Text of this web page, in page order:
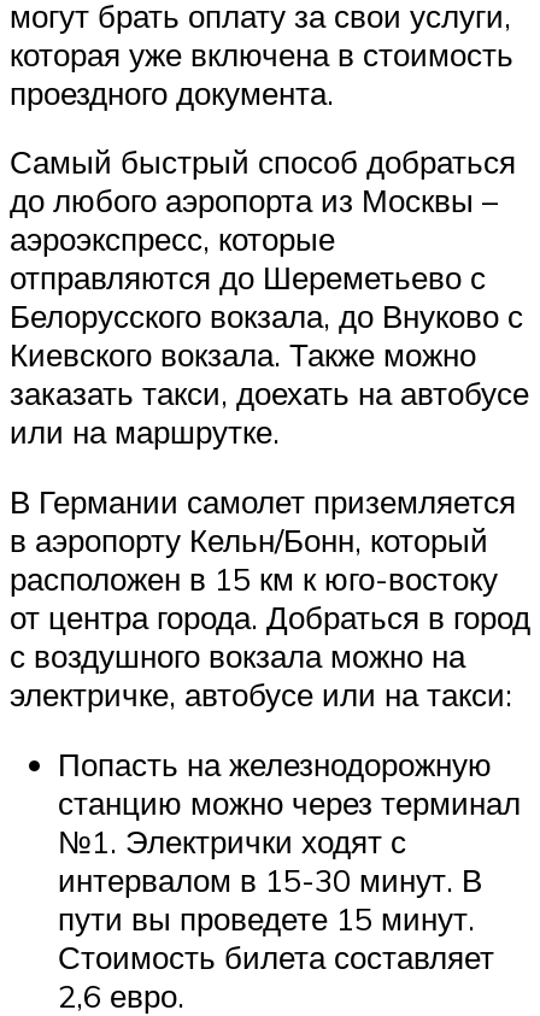
могут брать оплату за свои услуги,
которая уже включена в стоимость
проездного документа.
Самый быстрый способ добраться
до любого аэропорта из Москвы –
аэроэкспресс, которые
отправляются до Шереметьево с
Белорусского вокзала, до Внуково с
Киевского вокзала. Также можно
заказать такси, доехать на автобусе
или на маршрутке.
В Германии самолет приземляется
в аэропорту Кельн/Бонн, который
расположен в 15 км к юго-востоку
от центра города. Добраться в город
с воздушного вокзала можно на
электричке, автобусе или на такси:
Попасть на железнодорожную
станцию можно через терминал
№1. Электрички ходят с
интервалом в 15-30 минут. В
пути вы проведете 15 минут.
Стоимость билета составляет
2,6 евро.